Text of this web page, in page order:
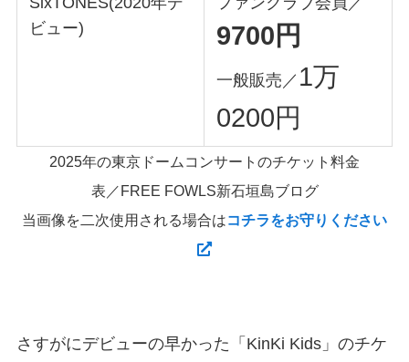
ビュー)
9700円
一般販売／ 1万
0200円
2025年の東京ドームコンサートのチケット料金
表／FREE FOWLS新石垣島ブログ
当画像を二次使用される場合はコチラをお守りください
さすがにデビューの早かった「KinKi Kids」のチケ